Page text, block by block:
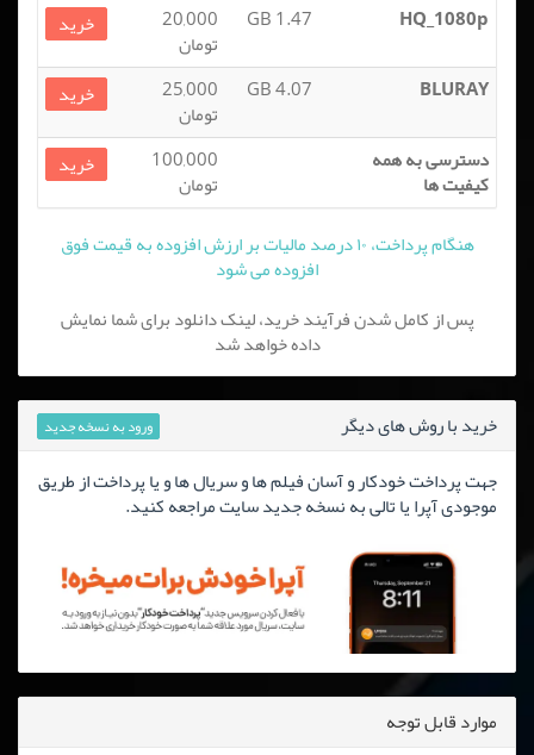
HQ_1080p
1.47 GB
20,000
تومان
خرید
BLURAY
4.07 GB
25,000
تومان
خرید
دسترسی به همه
کیفیت ها
100,000
تومان
خرید
هنگام پرداخت، ۱۰ درصد مالیات بر ارزش افزوده به قیمت فوق
افزوده می شود
پس از کامل شدن فرآیند خرید، لینک دانلود برای شما نمایش
داده خواهد شد
خرید با روش های دیگر ورود به نسخه جدید
جهت پرداخت خودکار و آسان فیلم ها و سریال ها و یا پرداخت از طریق
موجودی آپرا یا تالی به نسخه جدید سایت مراجعه کنید.
موارد قابل توجه